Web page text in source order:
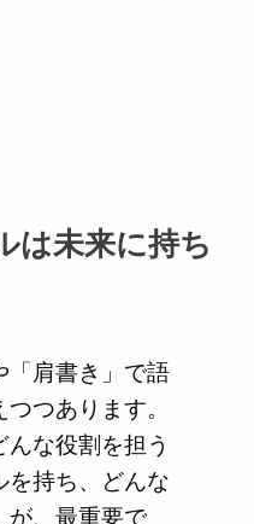
は未来に持ち
「肩書き」で語
つあります。
な役割を担う
を持ち、どんな
が、最重要で